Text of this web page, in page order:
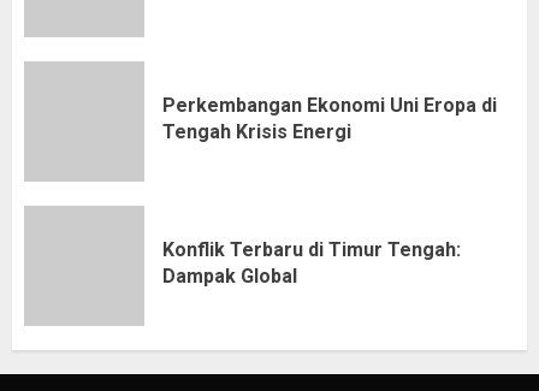
Perkembangan Ekonomi Uni Eropa di
Tengah Krisis Energi
Konflik Terbaru di Timur Tengah:
Dampak Global